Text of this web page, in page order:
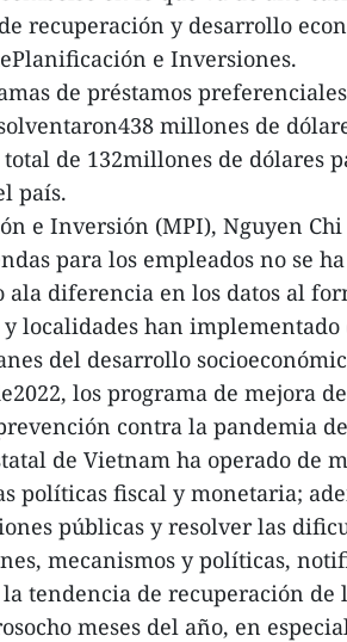
recuperación y desarrollo
e Inversiones.
de préstamos
millones de
de 132millones de dólares
país.
e Inversión (MPI), Nguyen
para los empleados no se
ala diferencia en los datos al
localidades han
del desarrollo
los programa de mejora
contra la pandemia
de Vietnam ha operado de
políticas fiscal y monetaria;
públicas y resolver las
mecanismos y políticas,
tendencia de recuperación de
meses del año, en